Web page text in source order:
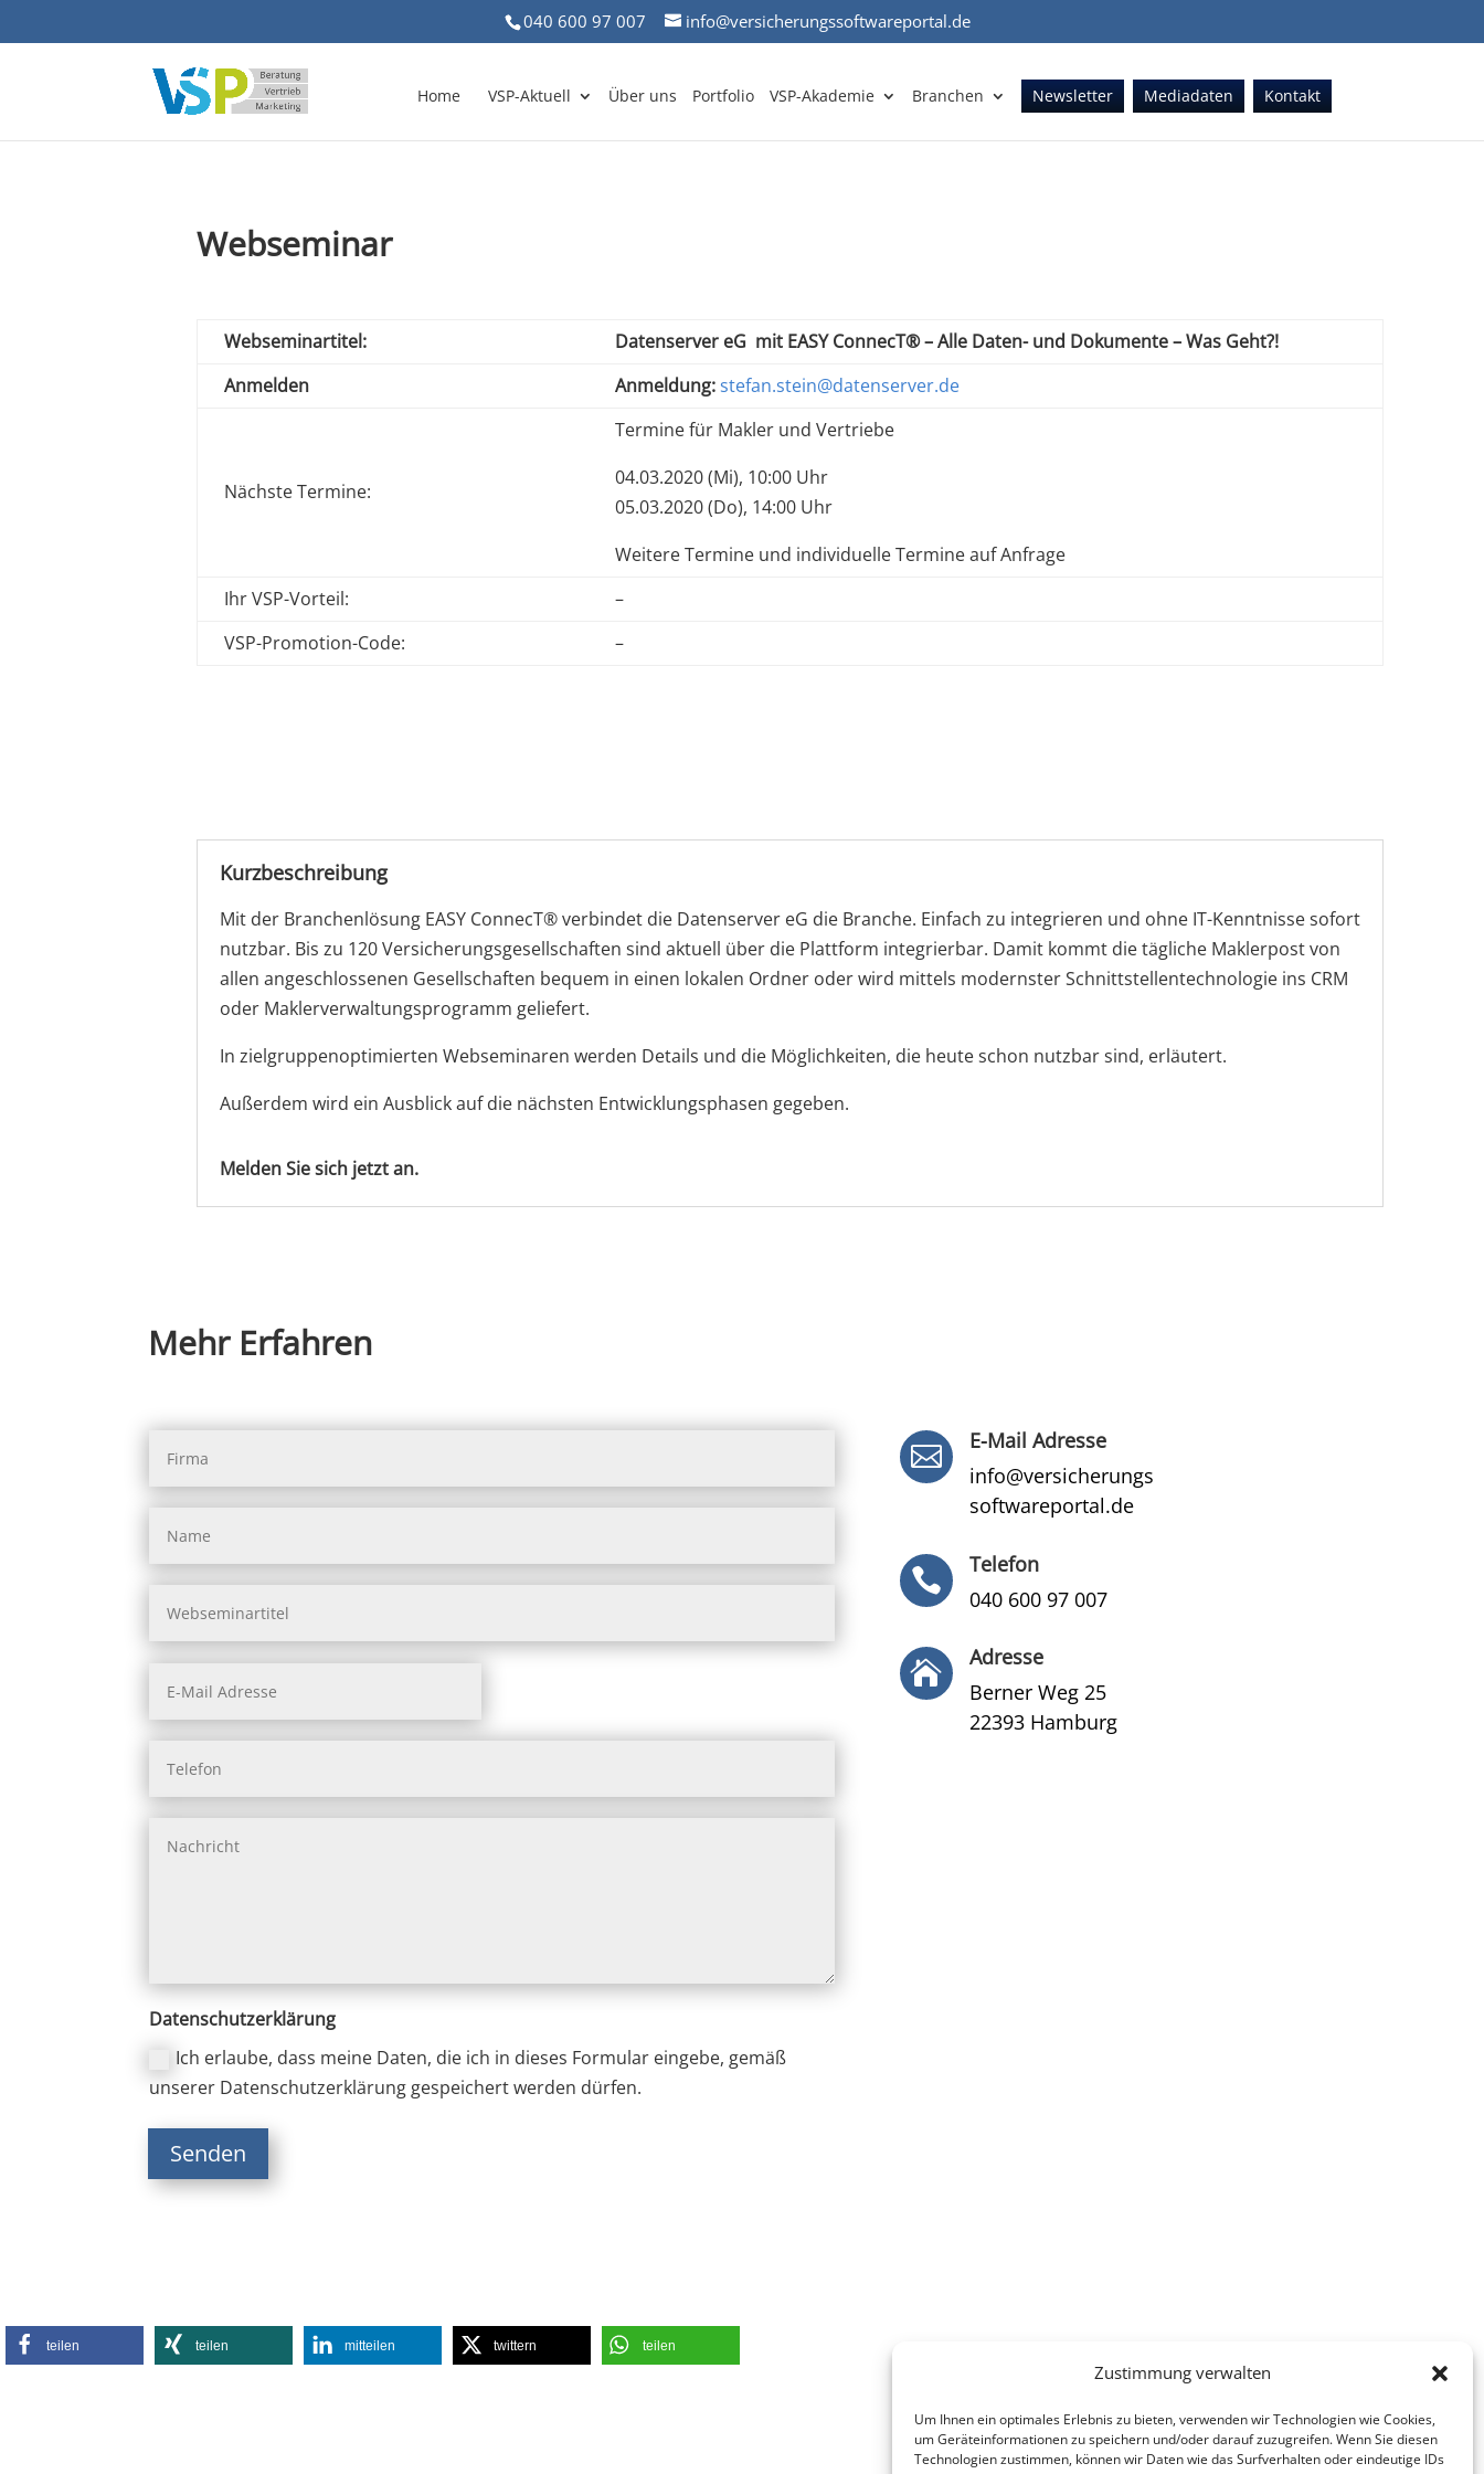
Zustimmung verwalten
Um Ihnen ein optimales Erlebnis zu bieten, verwenden wir Technologien wie Cookies,
um Geräteinformationen zu speichern und/oder darauf zuzugreifen. Wenn Sie diesen
Technologien zustimmen, können wir Daten wie das Surfverhalten oder eindeutige IDs
040 600 97 007 info@versicherungssoftwareportal.de
Home VSP-Aktuell Über uns Portfolio VSP-Akademie Branchen Newsletter Mediadaten Kontakt
Webseminar
Webseminartitel:
Datenserver eG mit EASY ConnecT®️ – Alle Daten- und Dokumente – Was Geht?!
Anmelden
Anmeldung:stefan.stein@datenserver.de
Nächste Termine:
Termine für Makler und Vertriebe
04.03.2020 (Mi), 10:00 Uhr
05.03.2020 (Do), 14:00 Uhr
Weitere Termine und individuelle Termine auf Anfrage
Ihr VSP-Vorteil:
–
VSP-Promotion-Code:
–
Kurzbeschreibung
Mit der Branchenlösung EASY ConnecT®️verbindet die Datenserver eG die Branche. Einfach zu integrieren und ohne IT-Kenntnisse sofort
nutzbar. Bis zu 120 Versicherungsgesellschaften sind aktuell über die Plattform integrierbar. Damit kommt die tägliche Maklerpost von
allen angeschlossenen Gesellschaften bequem in einen lokalen Ordner oder wird mittels modernster Schnittstellentechnologie ins CRM
oder Maklerverwaltungsprogramm geliefert.
In zielgruppenoptimierten Webseminaren werden Details und die Möglichkeiten, die heute schon nutzbar sind, erläutert.
Außerdem wird ein Ausblick auf die nächsten Entwicklungsphasen gegeben.
Melden Sie sich jetzt an.
Mehr Erfahren
Datenschutzerklärung
Ich erlaube, dass meine Daten, die ich in dieses Formular eingebe, gemäß
unserer Datenschutzerklärung gespeichert werden dürfen.
Senden

E-Mail Adresse
info@versicherungs
softwareportal.de

Telefon
040 600 97 007

Adresse
Berner Weg 25
22393 Hamburg
teilen teilen mitteilen twittern teilen